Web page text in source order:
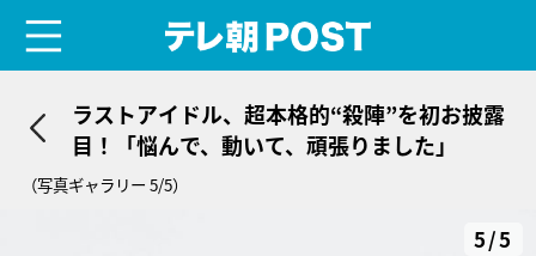
ラストアイドル、超本格的“殺陣”を初お披露
目！「悩んで、動いて、頑張りました」
（写真ギャラリー 5/5）
5/5